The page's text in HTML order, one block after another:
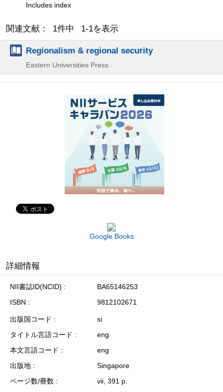
Includes index
関連文献： 1件中 1-1を表示
Regionalism & regional security
Eastern Universities Press
Google Books
詳細情報
NII書誌ID(NCID)
BA65146253
ISBN
9812102671
出版国コード
si
タイトル言語コード
eng
本文言語コード
eng
出版地
Singapore
ページ数/冊数
vii, 391 p.